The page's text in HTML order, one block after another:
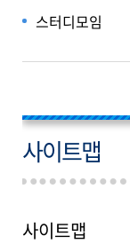
스터디모임
사이트맵
사이트맵